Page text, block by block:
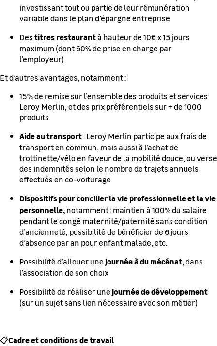
investissant tout ou partie de leur rémunération
variable dans le plan d’épargne entreprise
Destitres restaurantà hauteur de 10€ x 15 jours
maximum (dont 60% de prise en charge par
l’employeur)
Et d’autres avantages, notamment :
15% de remise sur l’ensemble des produits et services
Leroy Merlin, et des prix préférentiels sur + de 1000
produits
Aide au transport: Leroy Merlin participe aux frais de
transport en commun, mais aussi à l’achat de
trottinette/vélo en faveur de la mobilité douce, ou verse
des indemnités selon le nombre de trajets annuels
effectués en co-voiturage
Dispositifs pour concilier la vie professionnelle et la vie
personnelle,notamment : maintien à 100% du salaire
pendant le congé maternité/paternité sans condition
d’ancienneté, possibilité de bénéficier de 6 jours
d’absence par an pour enfant malade, etc.
Possibilité d’allouer une journée à du mécénat,dans
l’association de son choix
Possibilité de réaliser une journée de développement
(sur un sujet sans lien nécessaire avec son métier)
📋Cadre et conditions de travail